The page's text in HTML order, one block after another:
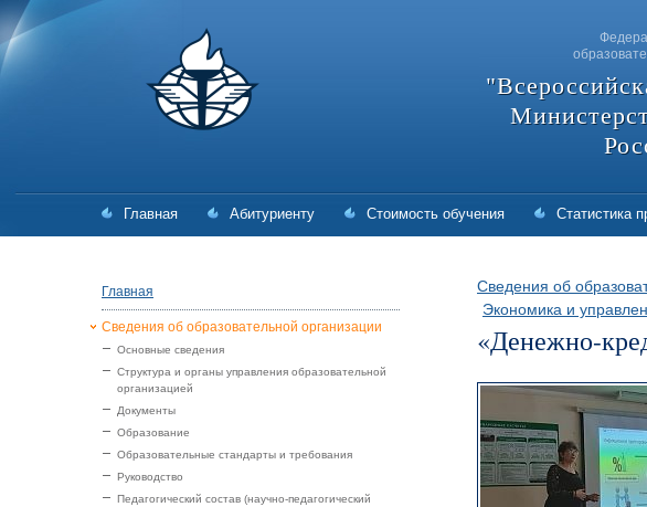
Главная Абитуриенту Стоимость обучения Статистика
Главная
Сведения об образовательной организации
Основные сведения
Структура и органы управления образовательной
организацией
Документы
Образование
Образовательные стандарты и требования
Руководство
Педагогический состав (научно-педагогический
Сведения об
Экономика и
«Денежно-